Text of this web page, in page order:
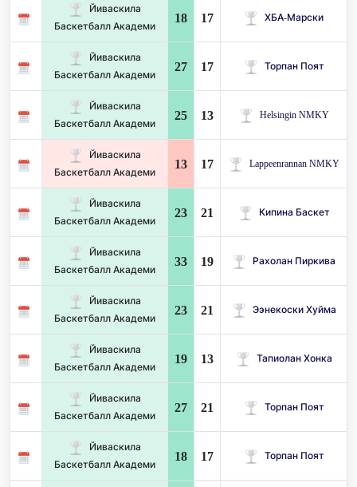
Йиваскила
Баскетбалл Академи
18 17 ХБА-Марски
Йиваскила
Баскетбалл Академи
27 17 Торпан Поят
Йиваскила
Баскетбалл Академи
25 13 Helsingin NMKY
Йиваскила
Баскетбалл Академи
13 17 Lappeenrannan NMKY
Йиваскила
Баскетбалл Академи
23 21 Кипина Баскет
Йиваскила
Баскетбалл Академи
33 19 Рахолан Пиркива
Йиваскила
Баскетбалл Академи
23 21 Ээнекоски Хуйма
Йиваскила
Баскетбалл Академи
19 13 Тапиолан Хонка
Йиваскила
Баскетбалл Академи
27 21 Торпан Поят
Йиваскила
Баскетбалл Академи
18 17 Торпан Поят